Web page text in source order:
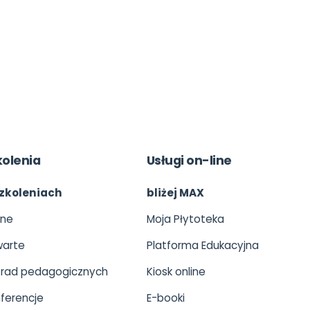
pedagogicznych
Usługi on-line
bliżej MAX
Moja Płytoteka
Platforma Edukacyjna
Kiosk online
E-booki